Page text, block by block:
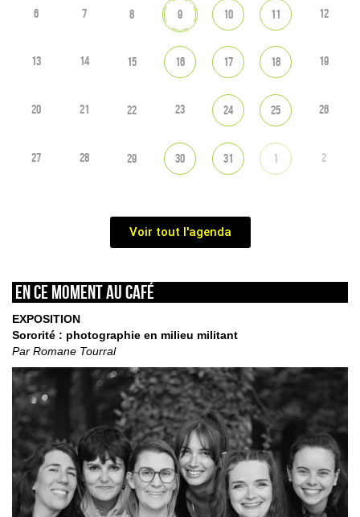
6 7 8 9 10 11 12
13 14 15 16 17 18 19
20 21 22 23 24 25 26
27 28 29 30 31 1 2
Voir tout l'agenda
En ce moment au café
EXPOSITION
Sororité : photographie en milieu militant
Par Romane Tourral